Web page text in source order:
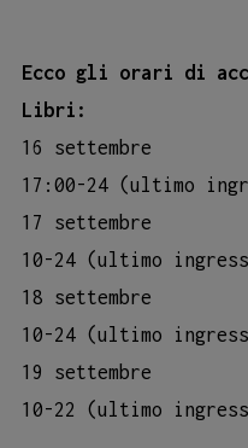
Ecco gli orari di
Libri:
16 settembre
17:00-24 (ultimo
17 settembre
10-24 (ultimo
18 settembre
10-24 (ultimo
19 settembre
10-22 (ultimo